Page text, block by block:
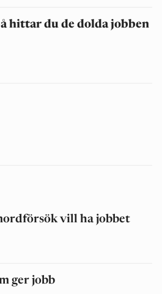
hittar du de dolda jobben
vill ha jobbet
ger jobb